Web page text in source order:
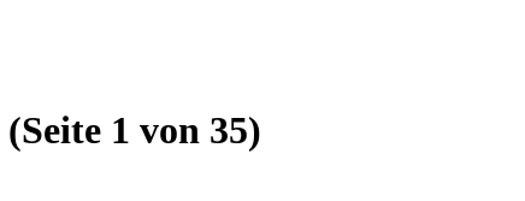
(Seite 1 von 35)